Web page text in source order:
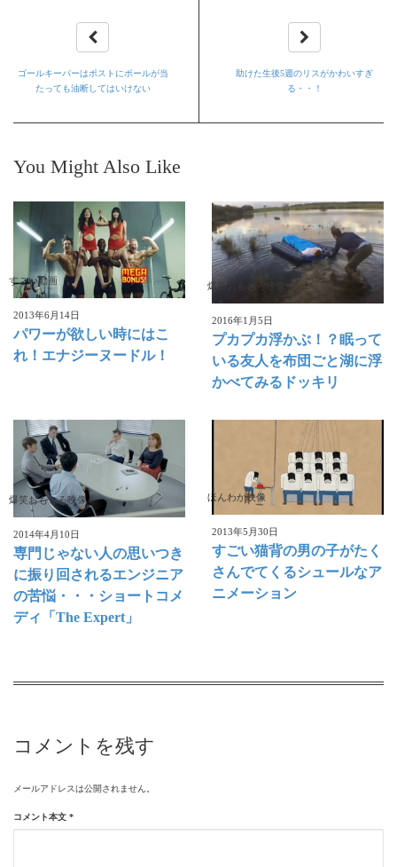
ゴールキーパーはポストにボールが当
たっても油断してはいけない
助けた生後5週のリスがかわいすぎ
る・・！
You Might Also Like
すごい動画
2013年6月14日
パワーが欲しい時にはこ
れ！エナジーヌードル！
爆笑おもしろ映像
2016年1月5日
プカプカ浮かぶ！？眠って
いる友人を布団ごと湖に浮
かべてみるドッキリ
爆笑おもしろ映像
2014年4月10日
専門じゃない人の思いつき
に振り回されるエンジニア
の苦悩・・・ショートコメ
ディ「The Expert」
ほんわか映像
2013年5月30日
すごい猫背の男の子がたく
さんでてくるシュールなア
ニメーション
コメントを残す
メールアドレスは公開されません。
コメント本文 *